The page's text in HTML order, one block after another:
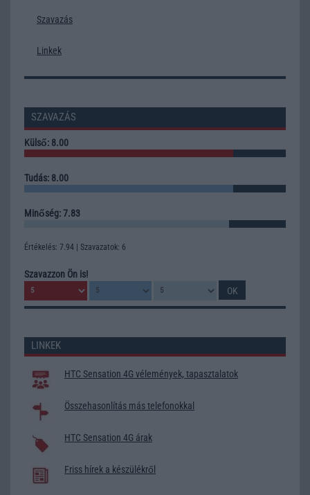
Szavazás
Linkek
SZAVAZÁS
Külső: 8.00
Tudás: 8.00
Minőség: 7.83
Értékelés: 7.94 | Szavazatok: 6
Szavazzon Ön is!
LINKEK
HTC Sensation 4G vélemények, tapasztalatok
Összehasonlítás más telefonokkal
HTC Sensation 4G árak
Friss hírek a készülékről